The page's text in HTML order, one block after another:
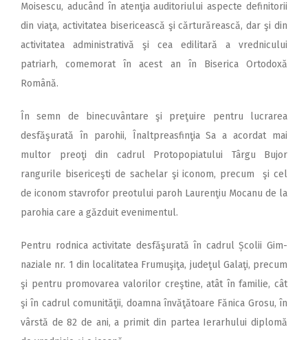
Moisescu, aducând în atenţia auditoriului aspecte definitorii
din viaţa, activitatea bisericească şi cărturărească, dar şi din
activitatea administrativă şi cea edilitară a vrednicului
patriarh, comemorat în acest an în Biserica Ortodoxă
Română.
În semn de binecuvântare şi preţuire pentru lucrarea
desfăşurată în parohii, Înaltpreasfinţia Sa a acordat mai
multor preoţi din cadrul Protopopiatului Târgu Bujor
rangurile bisericeşti de sachelar şi iconom, precum şi cel
de iconom stavrofor preotului paroh Laurenţiu Mocanu de la
parohia care a găzduit evenimentul.
Pentru rodnica activitate desfăşurată în cadrul Școlii Gim­
naziale nr. 1 din localitatea Frumuşiţa, judeţul Galaţi, precum
şi pentru promovarea valorilor creştine, atât în familie, cât
şi în cadrul comunităţii, doamna învăţătoare Fănica Grosu, în
vârstă de 82 de ani, a primit din partea Ierarhului diplomă